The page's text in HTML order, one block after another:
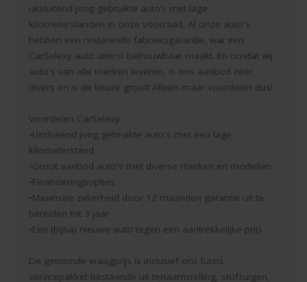
uitsluitend jong gebruikte auto’s met lage
kilometerstanden in onze voorraad. Al onze auto's
hebben een resterende fabrieksgarantie, wat een
CarSelexy auto uiterst betrouwbaar maakt. En omdat wij
auto's van alle merken leveren, is ons aanbod zeer
divers en is de keuze groot! Alleen maar voordelen dus!
Voordelen CarSelexy:
•Uitsluitend jong gebruikte auto's met een lage
kilometerstand
•Groot aanbod auto's met diverse merken en modellen
•Financieringsopties
•Maximale zekerheid door 12 maanden garantie uit te
bereiden tot 3 jaar
•Een (bijna) nieuwe auto tegen een aantrekkelijke prijs
De getoonde vraagprijs is inclusief ons basis
servicepakket bestaande uit tenaamstelling, stofzuigen,